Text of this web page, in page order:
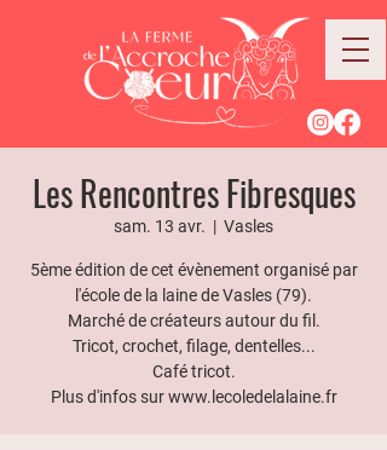
Les Rencontres Fibresques
sam. 13 avr.
  |
Vasles
5ème édition de cet évènement organisé par
l'école de la laine de Vasles (79).
Marché de créateurs autour du fil.
Tricot, crochet, filage, dentelles...
Café tricot.
Plus d'infos sur www.lecoledelalaine.fr